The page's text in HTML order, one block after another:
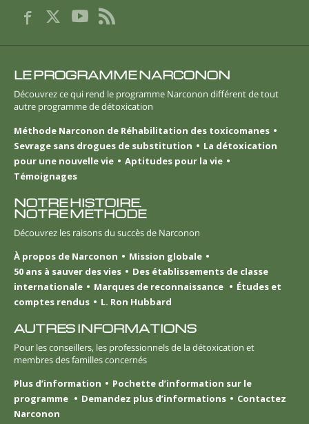
LE PROGRAMME NARCONON
Découvrez ce qui rend le programme Narconon différent de tout
autre programme de détoxication
Méthode Narconon de Réhabilitation des toxicomanes
Sevrage sans drogues de substitution
La détoxication
pour une nouvelle vie
Aptitudes pour la vie
Témoignages
NOTRE HISTOIRE.
NOTRE MÉTHODE
Découvrez les raisons du succès de Narconon
À propos de Narconon
Mission globale
50 ans à sauver des vies
Des établissements de classe
internationale
Marques de reconnaissance
Études et
comptes rendus
L. Ron Hubbard
AUTRES INFORMATIONS
Pour les conseillers, les professionnels de la détoxication et
membres des familles concernés
Plus d’information
Pochette d’information sur le
programme
Demandez plus d’informations
Contactez
Narconon